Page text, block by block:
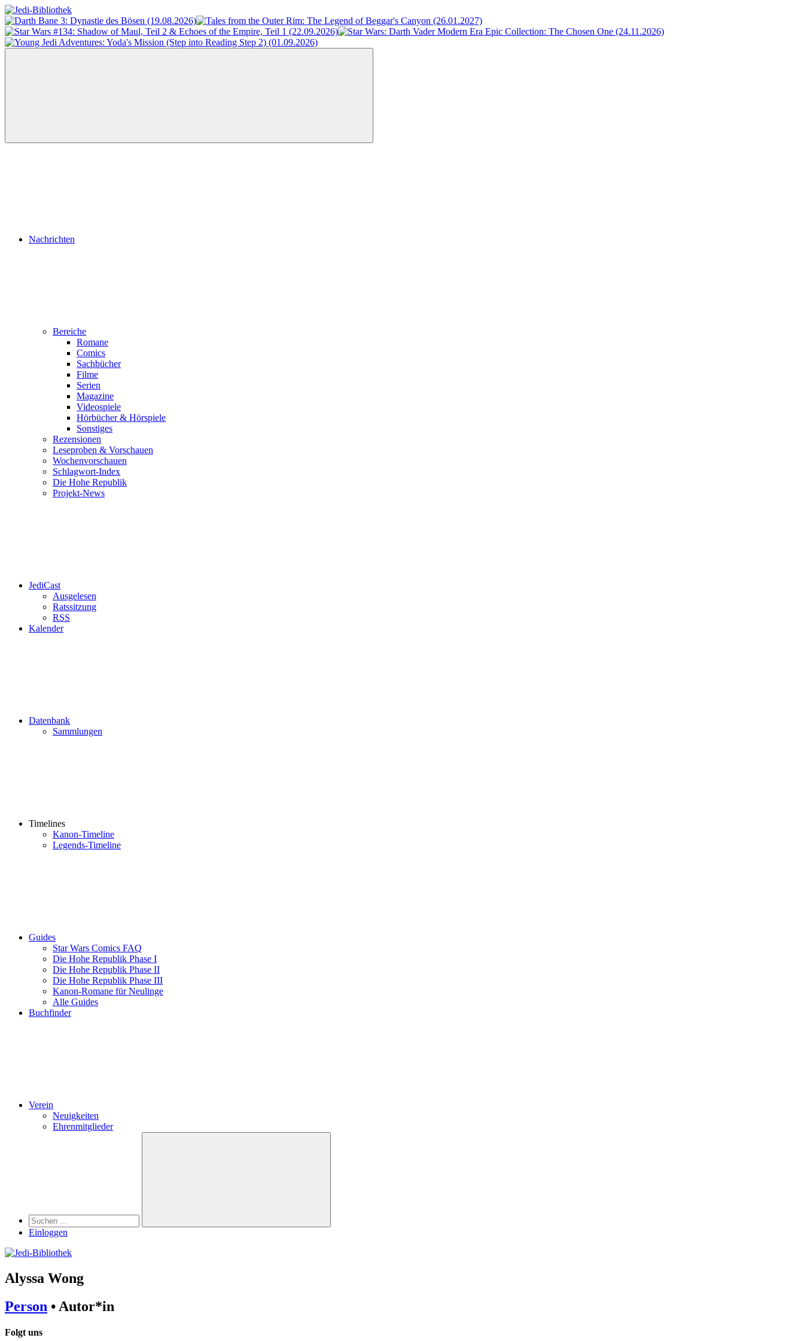
Zum
Inhalt
springen
Jedi-
Bibliothek
Das
Portal
für
Menü
Nachrichten
Bereiche
Romane
Comics
Sachbücher
Filme
Serien
Magazine
Videospiele
Hörbücher & Hörspiele
Sonstiges
Rezensionen
Leseproben & Vorschauen
Wochenvorschauen
Schlagwort-Index
Die Hohe Republik
Projekt-News
JediCast
Ausgelesen
Ratssitzung
RSS
Kalender
Datenbank
Sammlungen
Timelines
Kanon-Timeline
Legends-Timeline
Guides
Star Wars Comics FAQ
Die Hohe Republik Phase I
Die Hohe Republik Phase II
Die Hohe Republik Phase III
Kanon-Romane für Neulinge
Alle Guides
Buchfinder
Verein
Neuigkeiten
Ehrenmitglieder
Suchen
Einloggen
Alyssa Wong
Person • Autor*in
Folgt uns